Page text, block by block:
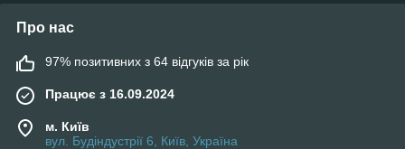
Про нас
97% позитивних з 64 відгуків за рік
Працює з 16.09.2024
м. Київ
вул. Будіндустрії 6, Київ, Україна